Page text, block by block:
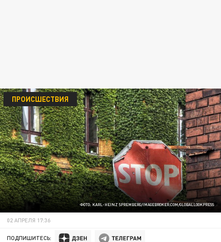
ФОТО: KARL-HEINZ SPREMBERG/IMAGEBROKER.COM/GLOBALLOOKPRESS
ПРОИСШЕСТВИЯ
02 АПРЕЛЯ 17:36
ПОДПИШИТЕСЬ: